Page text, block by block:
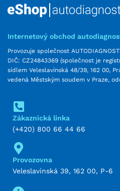
Internetový obchod
Provozuje společnost
DIČ: CZ24843369 (společnost je
sídlem Veleslavínská 48/39, 162 00,
vedená Městským soudem v Praze,
Zákaznická linka
(+420) 800 66 44 66
Provozovna
Veleslavínská 39, 162 00, P-6